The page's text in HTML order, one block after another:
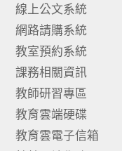
線上公文系統
網路請購系統
教室預約系統
課務相關資訊
教師研習專區
教育雲端硬碟
教育雲電子信箱